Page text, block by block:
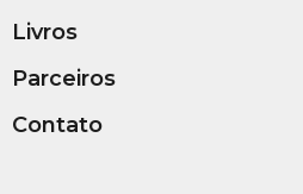
Livros
Parceiros
Contato